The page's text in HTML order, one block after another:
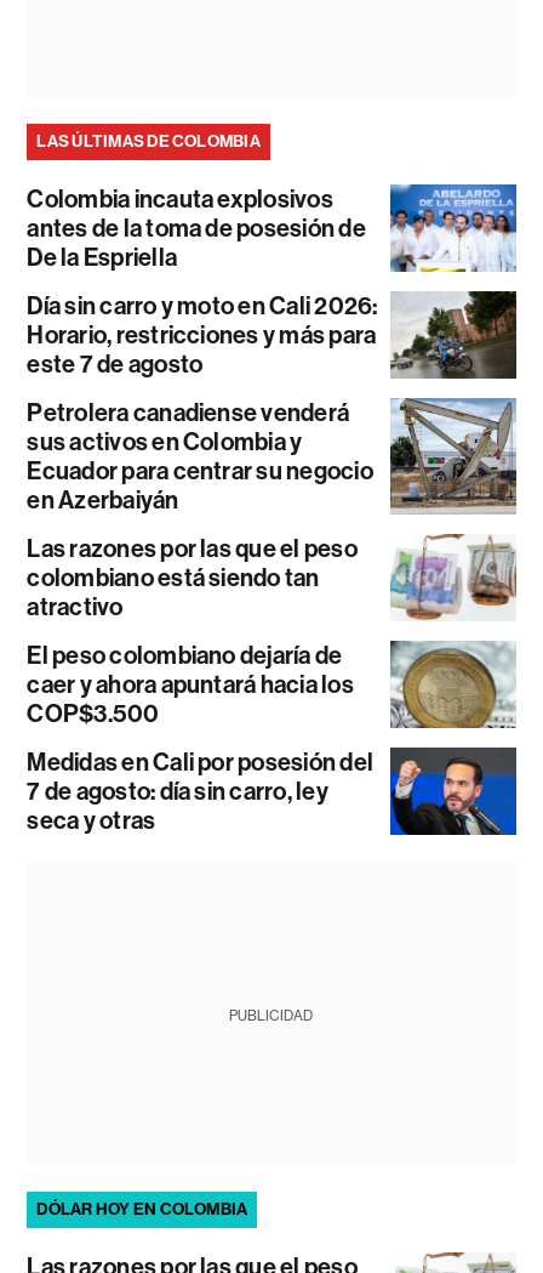
LAS ÚLTIMAS DE COLOMBIA
Colombia incauta explosivos
antes de la toma de posesión de
De la Espriella
Día sin carro y moto en Cali 2026:
Horario, restricciones y más para
este 7 de agosto
Petrolera canadiense venderá
sus activos en Colombia y
Ecuador para centrar su negocio
en Azerbaiyán
Las razones por las que el peso
colombiano está siendo tan
atractivo
El peso colombiano dejaría de
caer y ahora apuntará hacia los
COP$3.500
Medidas en Cali por posesión del
7 de agosto: día sin carro, ley
seca y otras
PUBLICIDAD
DÓLAR HOY EN COLOMBIA
Las razones por las que el peso